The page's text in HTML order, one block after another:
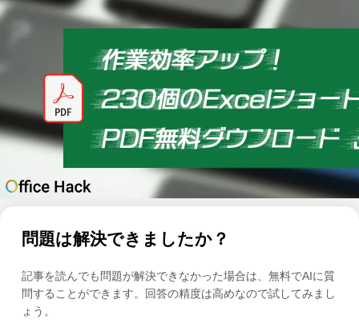
問題は解決できましたか？
記事を読んでも問題が解決できなかった場合は、無料でAIに質
問することができます。回答の精度は高めなので試してみまし
ょう。